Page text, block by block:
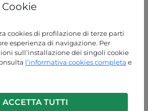
cookies di profilazione di terze parti
esperienza di navigazione. Per
sull’installazione dei singoli cookie
l’informativa cookies completa e
ACCETTA TUTTI
tra produttori di abbigliamento
aggiornato con la moda del